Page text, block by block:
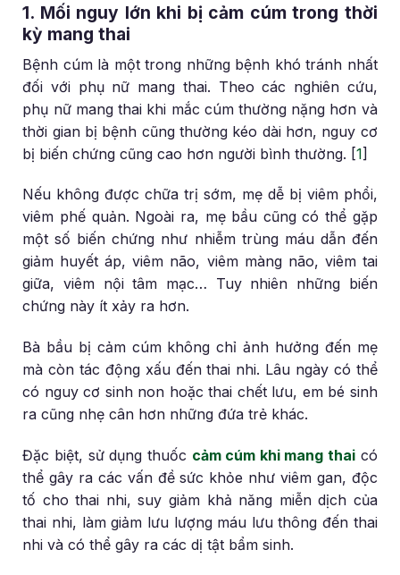
1. Mối nguy lớn khi bị cảm cúm trong thời
kỳ mang thai
Bệnh cúm là một trong những bệnh khó tránh nhất
đối với phụ nữ mang thai. Theo các nghiên cứu,
phụ nữ mang thai khi mắc cúm thường nặng hơn và
thời gian bị bệnh cũng thường kéo dài hơn, nguy cơ
bị biến chứng cũng cao hơn người bình thường. [1]
Nếu không được chữa trị sớm, mẹ dễ bị viêm phổi,
viêm phế quản. Ngoài ra, mẹ bầu cũng có thể gặp
một số biến chứng như nhiễm trùng máu dẫn đến
giảm huyết áp, viêm não, viêm màng não, viêm tai
giữa, viêm nội tâm mạc… Tuy nhiên những biến
chứng này ít xảy ra hơn.
Bà bầu bị cảm cúm không chỉ ảnh hưởng đến mẹ
mà còn tác động xấu đến thai nhi. Lâu ngày có thể
có nguy cơ sinh non hoặc thai chết lưu, em bé sinh
ra cũng nhẹ cân hơn những đứa trẻ khác.
Đặc biệt, sử dụng thuốc cảm cúm khi mang thaicó
thể gây ra các vấn đề sức khỏe như viêm gan, độc
tố cho thai nhi, suy giảm khả năng miễn dịch của
thai nhi, làm giảm lưu lượng máu lưu thông đến thai
nhi và có thể gây ra các dị tật bẩm sinh.